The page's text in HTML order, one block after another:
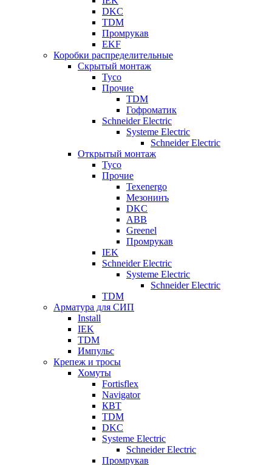
DKC
TDM
Промрукав
EKF
Коробки распределительные
Скрытый монтаж
Tyco
Прочие
TDM
Гофроматик
Schneider Electric
Systeme Electric
Schneider Electric
Открытый монтаж
Tyco
Прочие
Texenergo
Мезонинъ
DKC
ABB
Greenel
Промрукав
IEK
Schneider Electric
Systeme Electric
Schneider Electric
TDM
Арматура для СИП
Install
IEK
TDM
Импульс
Крепеж и тросы
Хомуты
Fortisflex
Navigator
КВТ
TDM
DKC
Systeme Electric
Schneider Electric
Промрукав